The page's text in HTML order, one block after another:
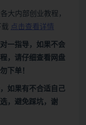
大内部创业教程，
点击查看详情
一指导，如果不会
，请仔细查看网盘
下单！
如果有不合适自己
，避免踩坑，谢